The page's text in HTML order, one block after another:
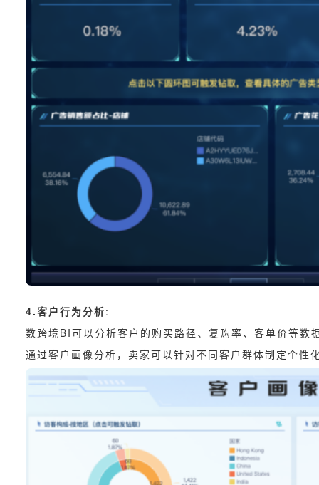
4.客户行为分析:
数跨境BI可以分析客户的购买路径、复购率、客单价等数
通过客户画像分析，卖家可以针对不同客户群体制定个性